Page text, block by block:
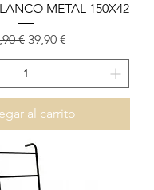
METAL 150X42
€ Precio de oferta
39,90 €
al carrito